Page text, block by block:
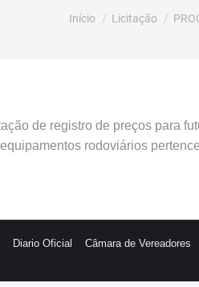
Você está aqui:
Início Licitação
de registro de preços para
rodoviários
Diario Oficial Câmara de Vereadores